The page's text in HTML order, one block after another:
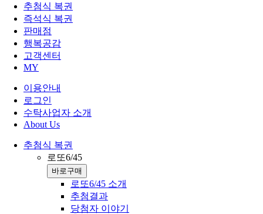
추첨식 복권
즉석식 복권
판매점
행복공감
고객센터
MY
이용안내
로그인
수탁사업자 소개
About Us
추첨식 복권
로또6/45
바로구매
로또6/45 소개
추첨결과
당첨자 이야기